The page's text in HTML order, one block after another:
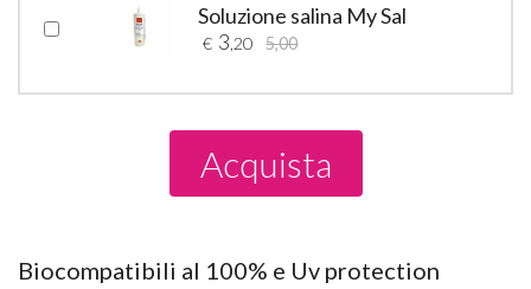
Soluzione salina My Sal
€ 3 ,20 5,00
Acquista
Biocompatibili al 100% e Uv protection